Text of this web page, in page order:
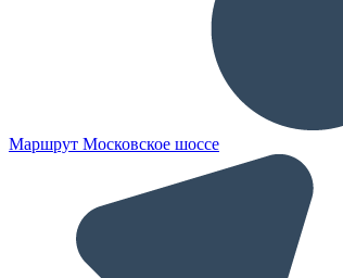
Маршрут Московское шоссе